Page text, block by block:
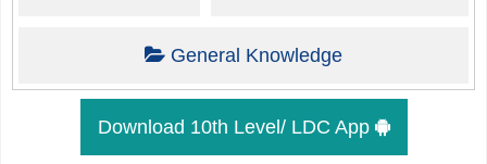
General Knowledge
Download 10th Level/ LDC App